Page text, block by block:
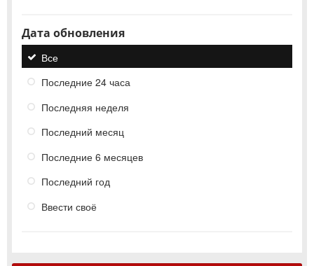
Дата обновления
Все
Последние 24 часа
Последняя неделя
Последний месяц
Последние 6 месяцев
Последний год
Ввести своё